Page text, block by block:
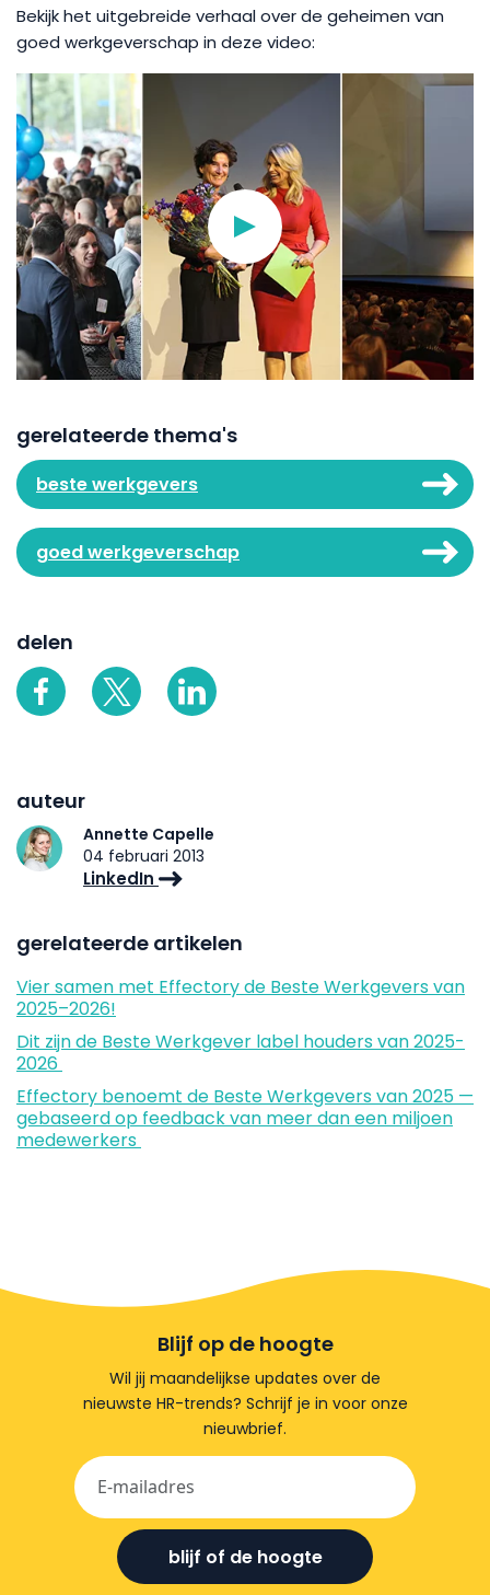
Bekijk het uitgebreide verhaal over de geheimen van
goed werkgeverschap in deze video:
gerelateerde thema's
beste werkgevers
goed werkgeverschap
delen
auteur
Annette Capelle
04 februari 2013
LinkedIn
gerelateerde artikelen
Vier samen met Effectory de Beste Werkgevers van
2025–2026!
Dit zijn de Beste Werkgever label houders van 2025-
2026
Effectory benoemt de Beste Werkgevers van 2025 —
gebaseerd op feedback van meer dan een miljoen
medewerkers
Blijf op de hoogte
Wil jij maandelijkse updates over de
nieuwste HR-trends? Schrijf je in voor onze
nieuwbrief.
blijf of de hoogte